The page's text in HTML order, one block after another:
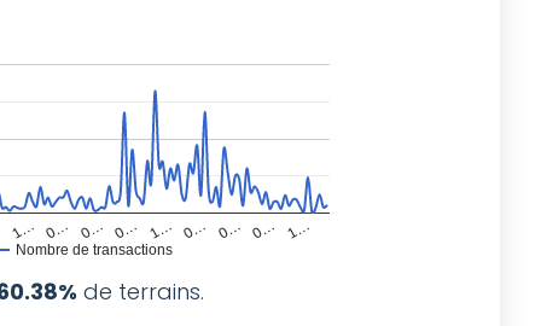
Nombre de transactions
1… 0… 0… 0… 1… 0… 0… 0… 1…
de terrains.